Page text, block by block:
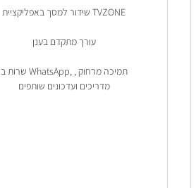
שידור למסך באפליקציית TVZONE
עורך מתקדם בענן
שרות ב WhatsApp, תמיכה מרחוק ,
מדריכים ועדכונים שותפים